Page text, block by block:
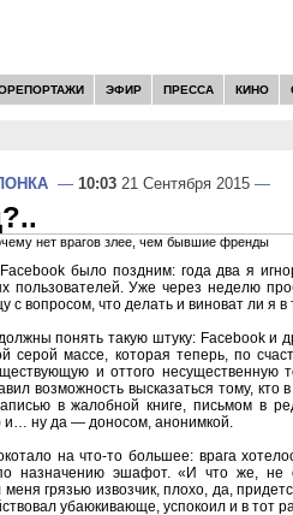
ЭФИР ПРЕССА КИНО
— 10:03 21 Сентября 2015 —
нет врагов злее, чем бывшие френды
было поздним: года два я
пользователей. Уже через неделю
с вопросом, что делать и виноват ли я в
понять такую штуку: Facebook и
серой массе, которая теперь, по
и оттого несущественную
возможность высказаться тому,
в жалобной книге, письмом в
и… ну да — доносом, анонимкой.
на что-то большее: врага
назначению эшафот. «И что же, не
грязью извозчик, плохо, да,
убаюкивающе, успокоил и в тот